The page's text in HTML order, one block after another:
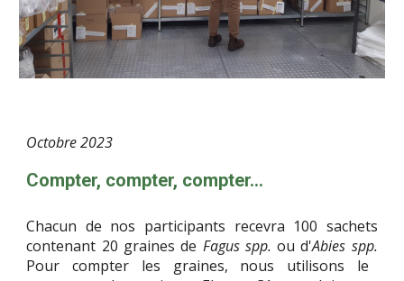
Octobre2023
Compter, compter, compter...
Chacun de nos participants recevra 100 sachets
contenant 20 graines de Fagus spp. ou d'Abies spp.
Pour compter les graines, nous utilisons le